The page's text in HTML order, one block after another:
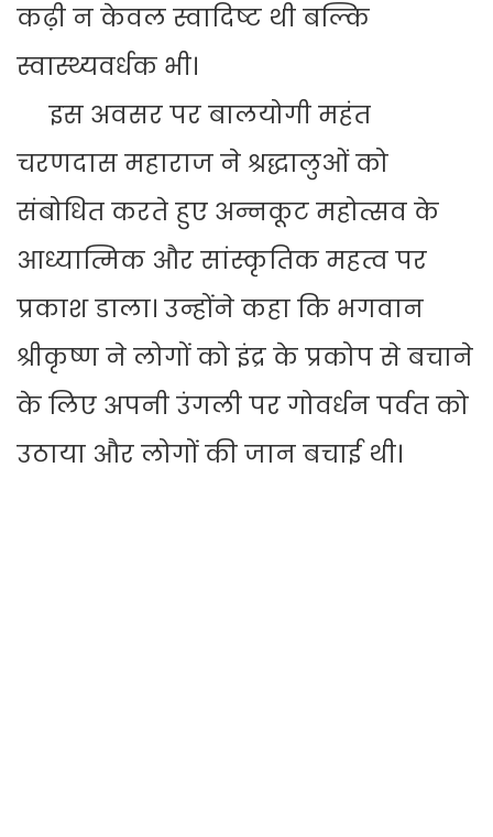
कढ़ी न केवल स्वादिष्ट थी बल्कि
स्वास्थ्यवर्धक भी।
इस अवसर पर बालयोगी महंत
चरणदास महाराज ने श्रद्धालुओं को
संबोधित करते हुए अन्नकूट महोत्सव के
आध्यात्मिक और सांस्कृतिक महत्व पर
प्रकाश डाला। उन्होंने कहा कि भगवान
श्रीकृष्ण ने लोगों को इंद्र के प्रकोप से बचाने
के लिए अपनी उंगली पर गोवर्धन पर्वत को
उठाया और लोगों की जान बचाई थी।